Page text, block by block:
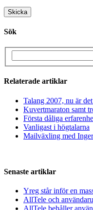
Sök
Relaterade artiklar
Talang 2007, nu är
Kuvertmaraton samt
Första dåliga
Vanligast i högtalarna
Mailväxling med
Senaste artiklar
Yreg står inför en
AllTele och